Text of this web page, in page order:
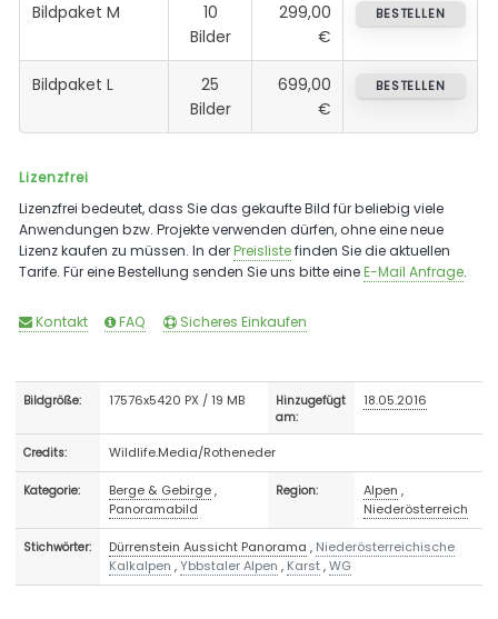
Bildpaket M
10
Bilder
299,00
€
BESTELLEN
Bildpaket L
25
Bilder
699,00
€
BESTELLEN
Lizenzfrei
Lizenzfrei bedeutet, dass Sie das gekaufte Bild für beliebig viele
Anwendungen bzw. Projekte verwenden dürfen, ohne eine neue
Lizenz kaufen zu müssen. In derPreislistefinden Sie die aktuellen
Tarife. Für eine Bestellung senden Sie uns bitte eineE-Mail Anfrage.
Kontakt FAQ Sicheres Einkaufen
Bildgröße: 17576x5420 PX / 19 MB
Hinzugefügt
am:
18.05.2016
Credits: Wildlife.Media/Rotheneder
Kategorie: Berge & Gebirge,
Panoramabild
Region: Alpen ,
Niederösterreich
Stichwörter: Dürrenstein Aussicht Panorama , Niederösterreichische
Kalkalpen ,Ybbstaler Alpen , Karst,WG